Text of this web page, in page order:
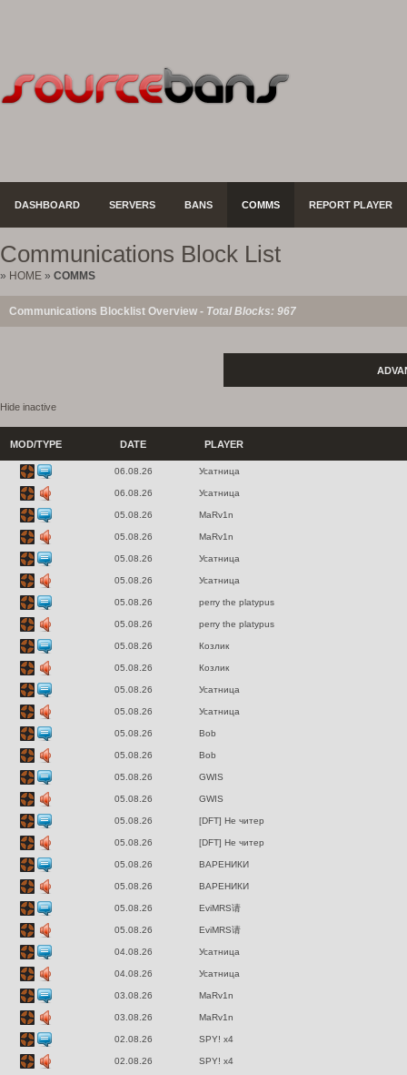
DASHBOARD SERVERS BANS COMMS REPORT PLAYER
Communications Block List
» HOME » COMMS
Communications Blocklist Overview - Total Blocks: 967
Hide inactive
MOD/TYPE DATE PLAYER
06.08.26 Усатница
06.08.26 Усатница
05.08.26 MaRv1n
05.08.26 MaRv1n
05.08.26 Усатница
05.08.26 Усатница
05.08.26 perry the platypus
05.08.26 perry the platypus
05.08.26 Козлик
05.08.26 Козлик
05.08.26 Усатница
05.08.26 Усатница
05.08.26 Bob
05.08.26 Bob
05.08.26 GWIS
05.08.26 GWIS
05.08.26 [DFT] Не читер
05.08.26 [DFT] Не читер
05.08.26 ВАРЕНИКИ
05.08.26 ВАРЕНИКИ
05.08.26 EviMRS请
05.08.26 EviMRS请
04.08.26 Усатница
04.08.26 Усатница
03.08.26 MaRv1n
03.08.26 MaRv1n
02.08.26 SPY! x4
02.08.26 SPY! x4